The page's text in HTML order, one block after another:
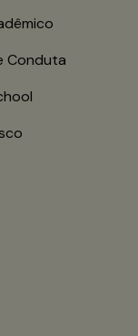
Conduta